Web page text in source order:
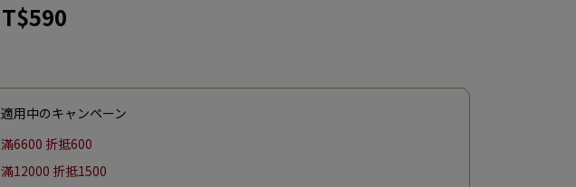
適用中のキャンペーン
滿6600 折抵600
滿12000 折抵1500